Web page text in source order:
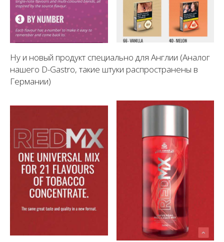
Ну и новый продукт специально для Англии (Аналог
нашего D-Gastro, такие штуки распространены в
Германии)